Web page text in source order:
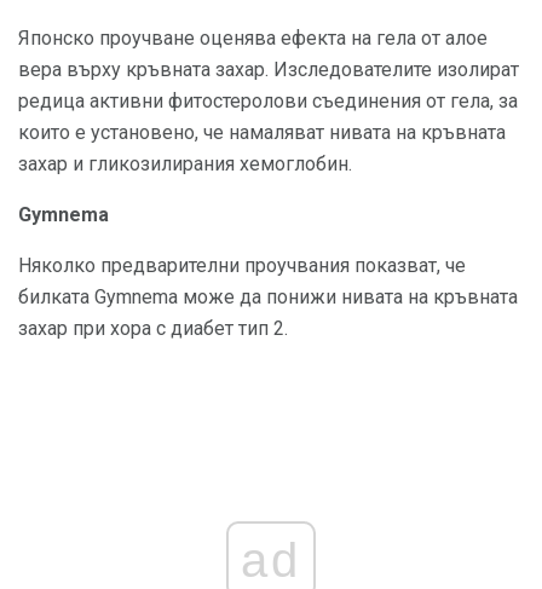
Японско проучване оценява ефекта на гела от алое
вера върху кръвната захар. Изследователите изолират
редица активни фитостеролови съединения от гела, за
които е установено, че намаляват нивата на кръвната
захар и гликозилирания хемоглобин.
Gymnema
Няколко предварителни проучвания показват, че
билката Gymnema може да понижи нивата на кръвната
захар при хора с диабет тип 2.
ad